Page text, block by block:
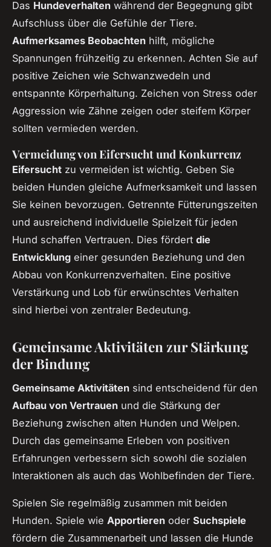
Das Hundeverhalten während der Begegnung gibt
Aufschluss über die Gefühle der Tiere.
Aufmerksames Beobachten hilft, mögliche
Spannungen frühzeitig zu erkennen. Achten Sie auf
positive Zeichen wie Schwanzwedeln und
entspannte Körperhaltung. Zeichen von Stress oder
Aggression wie Zähne zeigen oder steifem Körper
sollten vermieden werden.
Vermeidung von Eifersucht und Konkurrenz
Eifersucht zu vermeiden ist wichtig. Geben Sie
beiden Hunden gleiche Aufmerksamkeit und lassen
Sie keinen bevorzugen. Getrennte Fütterungszeiten
und ausreichend individuelle Spielzeit für jeden
Hund schaffen Vertrauen. Dies fördert die
Entwicklung einer gesunden Beziehung und den
Abbau von Konkurrenzverhalten. Eine positive
Verstärkung und Lob für erwünschtes Verhalten
sind hierbei von zentraler Bedeutung.
Gemeinsame Aktivitäten zur Stärkung
der Bindung
Gemeinsame Aktivitäten sind entscheidend für den
Aufbau von Vertrauen und die Stärkung der
Beziehung zwischen alten Hunden und Welpen.
Durch das gemeinsame Erleben von positiven
Erfahrungen verbessern sich sowohl die sozialen
Interaktionen als auch das Wohlbefinden der Tiere.
Spielen Sie regelmäßig zusammen mit beiden
Hunden. Spiele wie Apportieren oder Suchspiele
fördern die Zusammenarbeit und lassen die Hunde